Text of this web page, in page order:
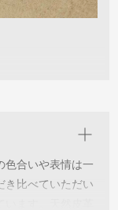
色合いや表情は一
き比べていただい